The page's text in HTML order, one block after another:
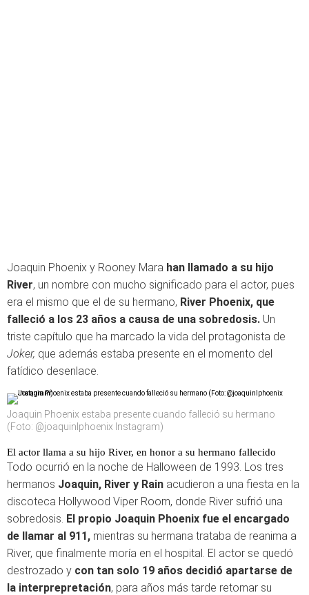
Joaquin Phoenix y Rooney Mara han llamado a su hijo
River, un nombre con mucho significado para el actor, pues
era el mismo que el de su hermano, River Phoenix, que
falleció a los 23 años a causa de una sobredosis. Un
triste capítulo que ha marcado la vida del protagonista de
Joker, que además estaba presente en el momento del
fatídico desenlace.
Joaquin Phoenix estaba presente cuando falleció su hermano
(Foto: @joaquinlphoenix Instagram)
El actor llama a su hijo River, en honor a su hermano fallecido
Todo ocurrió en la noche de Halloween de 1993. Los tres
hermanos Joaquin, River y Rain acudieron a una fiesta en la
discoteca Hollywood Viper Room, donde River sufrió una
sobredosis. El propio Joaquin Phoenix fue el encargado
de llamar al 911, mientras su hermana trataba de reanima a
River, que finalmente moría en el hospital. El actor se quedó
destrozado y con tan solo 19 años decidió apartarse de
la interprepretación, para años más tarde retomar su